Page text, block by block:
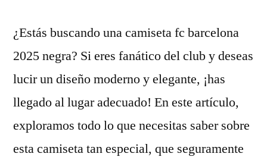
EL
CLÁSICO
THE
RONALDINHO
¿Estás buscando una camiseta fc barcelona
2025 negra? Si eres fanático del club y deseas
lucir un diseño moderno y elegante, ¡has
llegado al lugar adecuado! En este artículo,
exploramos todo lo que necesitas saber sobre
esta camiseta tan especial, que seguramente